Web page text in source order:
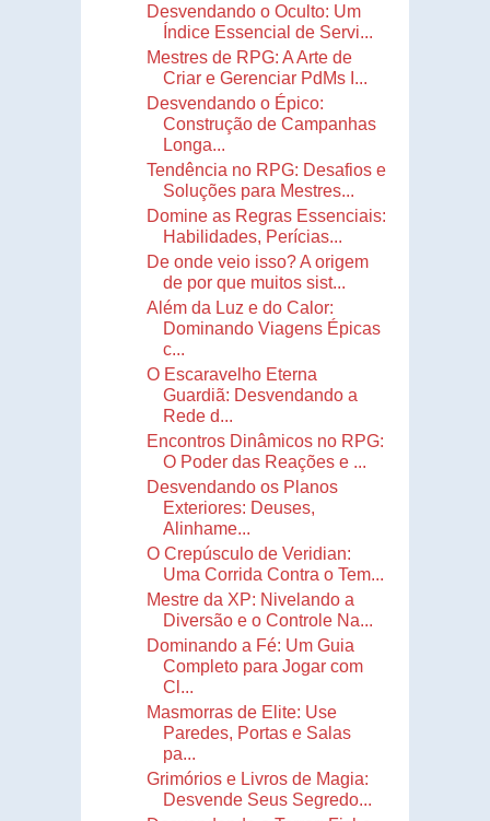
Desvendando o Oculto: Um
Índice Essencial de Servi...
Mestres de RPG: A Arte de
Criar e Gerenciar PdMs I...
Desvendando o Épico:
Construção de Campanhas
Longa...
Tendência no RPG: Desafios e
Soluções para Mestres...
Domine as Regras Essenciais:
Habilidades, Perícias...
De onde veio isso? A origem
de por que muitos sist...
Além da Luz e do Calor:
Dominando Viagens Épicas
c...
O Escaravelho Eterna
Guardiã: Desvendando a
Rede d...
Encontros Dinâmicos no RPG:
O Poder das Reações e ...
Desvendando os Planos
Exteriores: Deuses,
Alinhame...
O Crepúsculo de Veridian:
Uma Corrida Contra o Tem...
Mestre da XP: Nivelando a
Diversão e o Controle Na...
Dominando a Fé: Um Guia
Completo para Jogar com
Cl...
Masmorras de Elite: Use
Paredes, Portas e Salas
pa...
Grimórios e Livros de Magia:
Desvende Seus Segredo...